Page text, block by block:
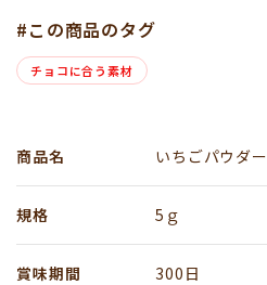
#この商品のタグ
チョコに合う素材
商品名 いちごパウダー
規格 5ｇ
賞味期間 300日